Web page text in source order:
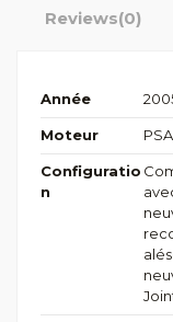
Reviews(0)
Année
Moteur
Configuratio
n